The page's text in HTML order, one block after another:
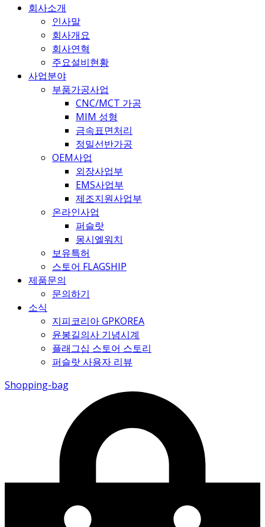
회사소개
인사말
회사개요
회사연혁
주요설비현황
사업분야
부품가공사업
CNC/MCT 가공
MIM 성형
금속표면처리
정밀선반가공
OEM사업
외장사업부
EMS사업부
제조지원사업부
온라인사업
퍼슬랏
몽시엘워치
보유특허
스토어 FLAGSHIP
제품문의
문의하기
소식
지피코리아 GPKOREA
윤봉길의사 기념시계
플래그십 스토어 스토리
퍼슬랏 사용자 리뷰
Shopping-bag